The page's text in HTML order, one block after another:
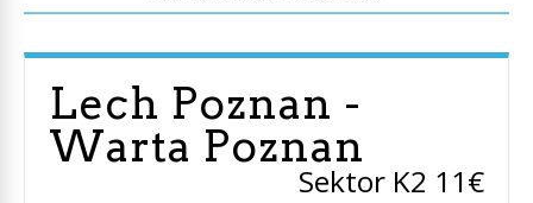
Lech Poznan -
Warta Poznan
Sektor K2 11€